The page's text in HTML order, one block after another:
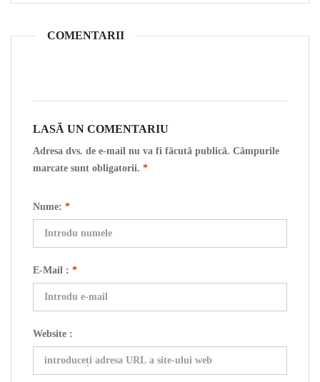
COMENTARII
LASĂ UN COMENTARIU
Adresa dvs. de e-mail nu va fi făcută publică. Câmpurile
marcate sunt obligatorii. *
Nume: *
E-Mail : *
Website :